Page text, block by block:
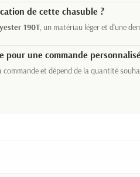
de cette chasuble ?
190T, un matériau léger et d'une
pour une commande
et dépend de la quantité